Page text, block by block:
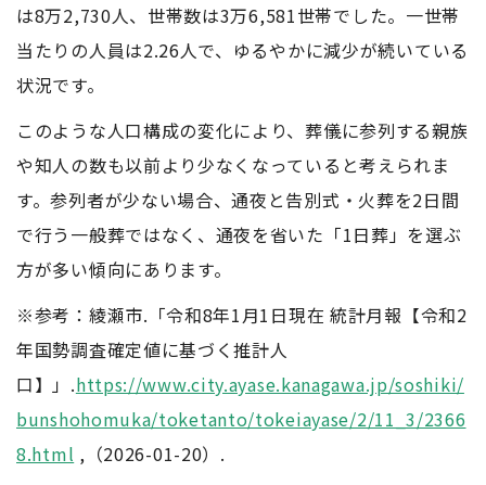
は8万2,730人、世帯数は3万6,581世帯でした。一世帯
当たりの人員は2.26人で、ゆるやかに減少が続いている
状況です。
このような人口構成の変化により、葬儀に参列する親族
や知人の数も以前より少なくなっていると考えられま
す。参列者が少ない場合、通夜と告別式・火葬を2日間
で行う一般葬ではなく、通夜を省いた「1日葬」を選ぶ
方が多い傾向にあります。
※参考：綾瀬市.「令和8年1月1日現在 統計月報【令和2
年国勢調査確定値に基づく推計人
口】」.https://www.city.ayase.kanagawa.jp/soshiki/
bunshohomuka/toketanto/tokeiayase/2/11_3/2366
8.html ,（2026-01-20）.